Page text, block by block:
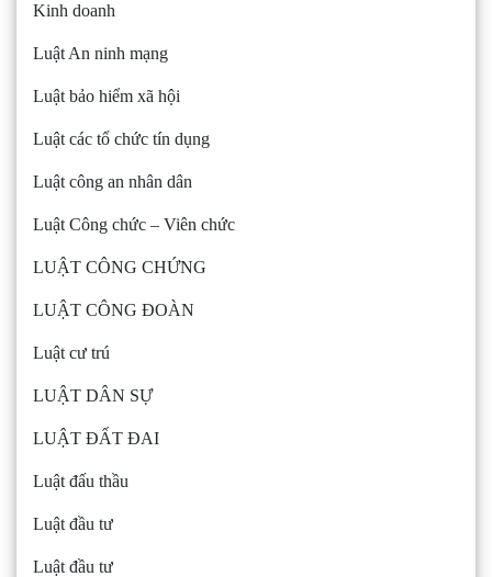
Kinh doanh
Luật An ninh mạng
Luật bảo hiểm xã hội
Luật các tổ chức tín dụng
Luật công an nhân dân
Luật Công chức – Viên chức
LUẬT CÔNG CHỨNG
LUẬT CÔNG ĐOÀN
Luật cư trú
LUẬT DÂN SỰ
LUẬT ĐẤT ĐAI
Luật đấu thầu
Luật đầu tư
Luật đầu tư